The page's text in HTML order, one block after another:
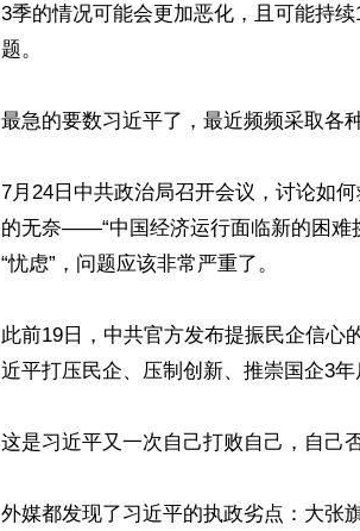
3季的情况可能会更加恶化，且可能持
题。
最急的要数习近平了，最近频频采取各
7月24日中共政治局召开会议，讨论如
的无奈——“中国经济运行面临新的困难
“忧虑”，问题应该非常严重了。
此前19日，中共官方发布提振民企信心
近平打压民企、压制创新、推崇国企3年
这是习近平又一次自己打败自己，自己
外媒都发现了习近平的执政劣点：大张